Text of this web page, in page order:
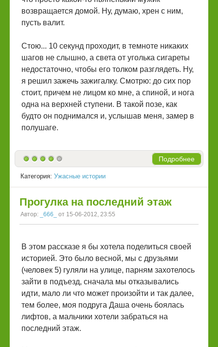
возвращается домой. Ну, думаю, хрен с ним,
пусть валит.
Стою... 10 секунд проходит, в темноте никаких
шагов не слышно, а света от уголька сигареты
недостаточно, чтобы его толком разглядеть. Ну,
я решил зажечь зажигалку. Смотрю: до сих пор
стоит, причем не лицом ко мне, а спиной, и нога
одна на верхней ступени. В такой позе, как
будто он поднимался и, услышав меня, замер в
полушаге.
Подробнее
Категория: Ужасные истории
Прогулка на последний этаж
Автор: _666_ от 15-06-2012, 23:55
В этом рассказе я бы хотела поделиться своей
историей. Это было весной, мы с друзьями
(человек 5) гуляли на улице, парням захотелось
зайти в подъезд, сначала мы отказывались
идти, мало ли что может произойти и так далее,
тем более, моя подруга Даша очень боялась
лифтов, а мальчики хотели забраться на
последний этаж.